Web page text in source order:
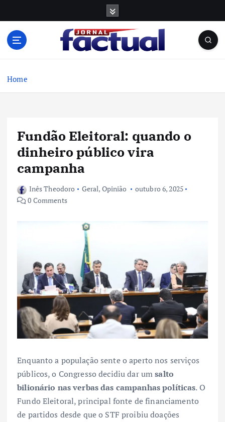
Home
Fundão Eleitoral: quando o
dinheiro público vira
campanha
Inês Theodoro Geral, Opinião
outubro 6, 2025
0 Comments
Enquanto a população sente o aperto nos serviços
públicos, o Congresso decidiu dar umsalto
bilionário nas verbas das campanhas políticas. O
Fundo Eleitoral, principal fonte de financiamento
de partidos desde que o STF proibiu doações